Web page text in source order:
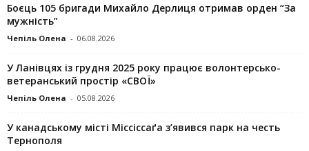
Боєць 105 бригади Михайло Дерлиця отримав орден “За
мужність”
Чепіль Олена - 06.08.2026
У Ланівцях із грудня 2025 року працює волонтерсько-
ветеранський простір «СВОЇ»
Чепіль Олена - 05.08.2026
У канадському місті Міссіссаґа з’явився парк на честь
Тернополя